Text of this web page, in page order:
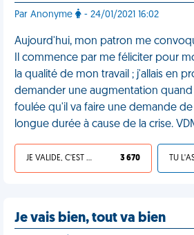
Par Anonyme - 24/01/2021 16:02
Aujourd'hui, mon patron me
Il commence par me féliciter pour
la qualité de mon travail ; j'allais en
demander une augmentation quand
foulée qu'il va faire une demande
longue durée à cause de la crise.
JE VALIDE, C'EST UNE VDM 3 670
Je vais bien, tout va bien